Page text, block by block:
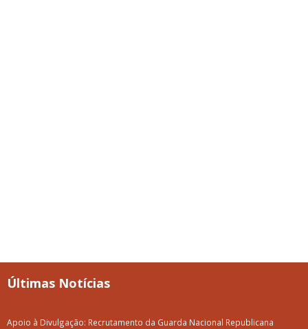
Últimas Notícias
Apoio à Divulgação: Recrutamento da Guarda Nacional Republicana